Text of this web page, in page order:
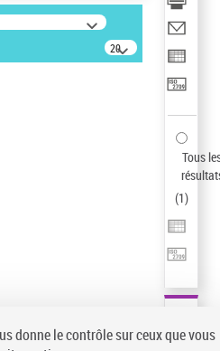
20
résultats/page
Tous
(1)
donne le contrôle sur ceux que vous